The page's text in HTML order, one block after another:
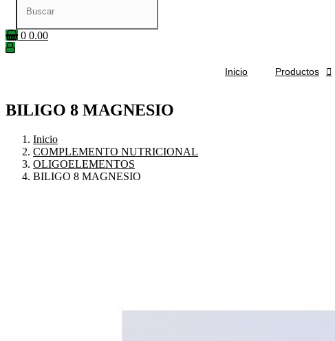
0 0.00
Inicio Productos 
BILIGO 8 MAGNESIO
Inicio
COMPLEMENTO NUTRICIONAL
OLIGOELEMENTOS
BILIGO 8 MAGNESIO